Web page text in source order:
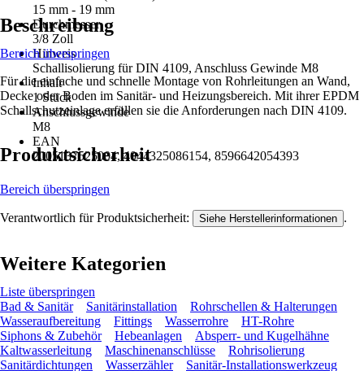
15 mm - 19 mm
Durchmesser
3/8 Zoll
Hinweis
Schallisolierung für DIN 4109, Anschluss Gewinde M8
Inhalt
1 Stück
Anschlussgewinde
M8
EAN
2005137525004, 4044325086154, 8596642054393
Beschreibung
Bereich überspringen
Für die einfache und schnelle Montage von Rohrleitungen an Wand,
Decke oder Boden im Sanitär- und Heizungsbereich. Mit ihrer EPDM
Schallschutzeinlage erfüllen sie die Anforderungen nach DIN 4109.
Produktsicherheit
Bereich überspringen
Verantwortlich für Produktsicherheit: Siehe Herstellerinformationen .
Weitere Kategorien
Liste überspringen
Bad & Sanitär
Sanitärinstallation
Rohrschellen & Halterungen
Wasseraufbereitung
Fittings Wasserrohre
HT-Rohre
Siphons & Zubehör
Hebeanlagen
Absperr- und Kugelhähne
Kaltwasserleitung
Maschinenanschlüsse
Rohrisolierung
Sanitärdichtungen
Wasserzähler
Sanitär-Installationswerkzeug